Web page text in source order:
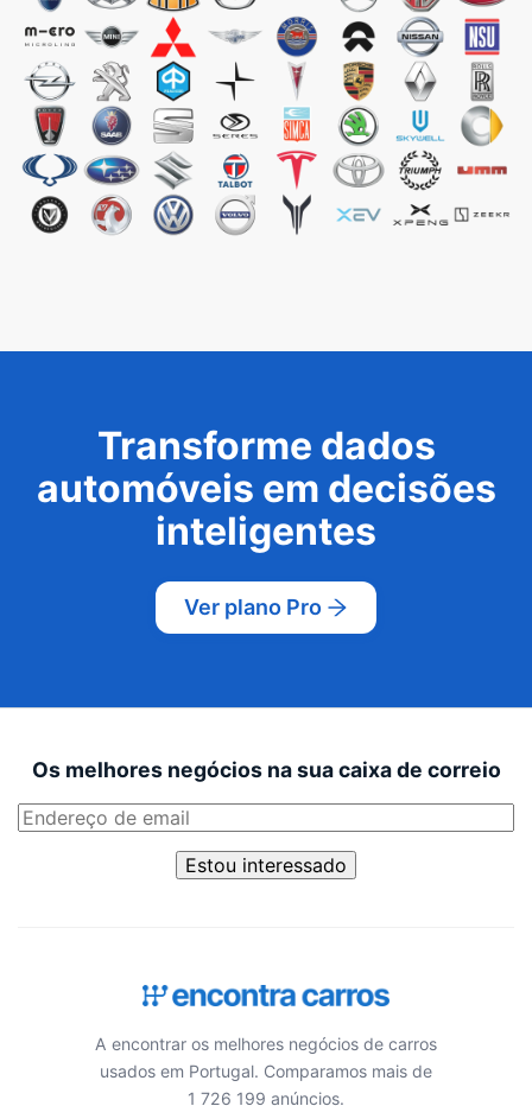
Transforme dados
automóveis em decisões
inteligentes
Ver plano Pro
Os melhores negócios na sua caixa de correio
Estou interessado
A encontrar os melhores negócios de carros
usados em Portugal. Comparamos mais de
1 726 199 anúncios.